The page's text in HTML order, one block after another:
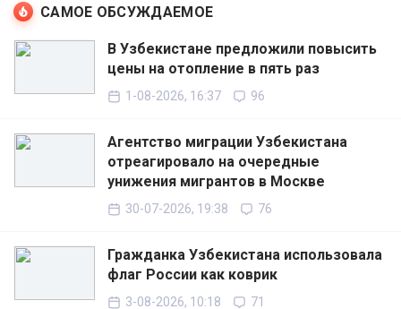
САМОЕ ОБСУЖДАЕМОЕ
В Узбекистане предложили повысить
цены на отопление в пять раз
1-08-2026, 16:37 96
Агентство миграции Узбекистана
отреагировало на очередные
унижения мигрантов в Москве
30-07-2026, 19:38 76
Гражданка Узбекистана использовала
флаг России как коврик
3-08-2026, 10:18 71